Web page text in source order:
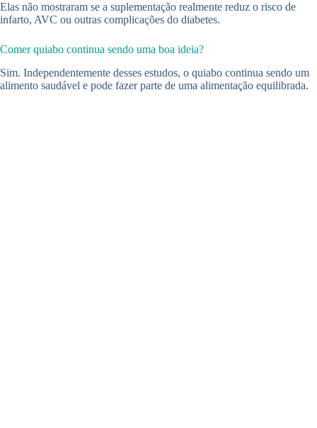
Elas não mostraram se a suplementação realmente reduz o risco de
infarto, AVC ou outras complicações do diabetes.
Comer quiabo continua sendo uma boa ideia?
Sim. Independentemente desses estudos, o quiabo continua sendo um
alimento saudável e pode fazer parte de uma alimentação equilibrada.